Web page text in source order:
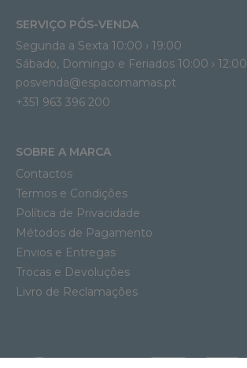
SERVIÇO PÓS-VENDA
Segunda a Sexta 10:00 › 19:00
Sábado, Domingo e Feriados 10:00 › 12:00
posvenda@espacomamas.pt
+351 963 396 200
SOBRE A MARCA
Contactos
Termos e Condições
Política de Privacidade
Métodos de Pagamento
Envios e Entregas
Trocas e Devoluções
Livro de Reclamações